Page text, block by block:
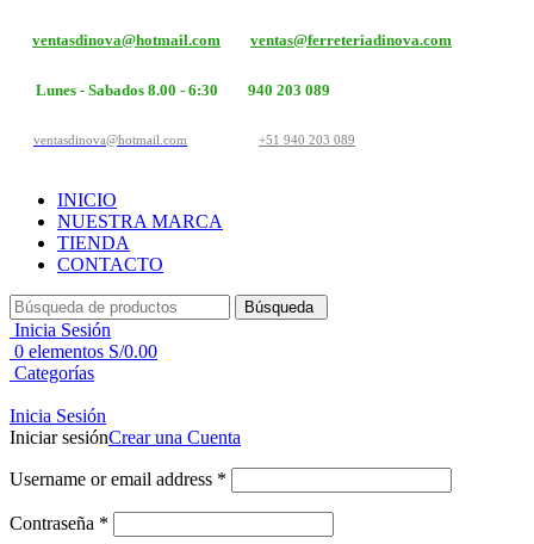
ventasdinova@hotmail.com ventas@ferreteriadinova.com
Lunes - Sabados 8.00 - 6:30 940 203 089
ventasdinova@hotmail.com +51 940 203 089
INICIO
NUESTRA MARCA
TIENDA
CONTACTO
Búsqueda
Inicia Sesión
0 elementos S/0.00
Categorías
Inicia Sesión
Iniciar sesiónCrear una Cuenta
Username or email address *
Contraseña *